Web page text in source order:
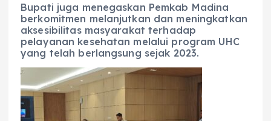
Bupati juga menegaskan Pemkab Madina
berkomitmen melanjutkan dan meningkatkan
aksesibilitas masyarakat terhadap
pelayanan kesehatan melalui program UHC
yang telah berlangsung sejak 2023.